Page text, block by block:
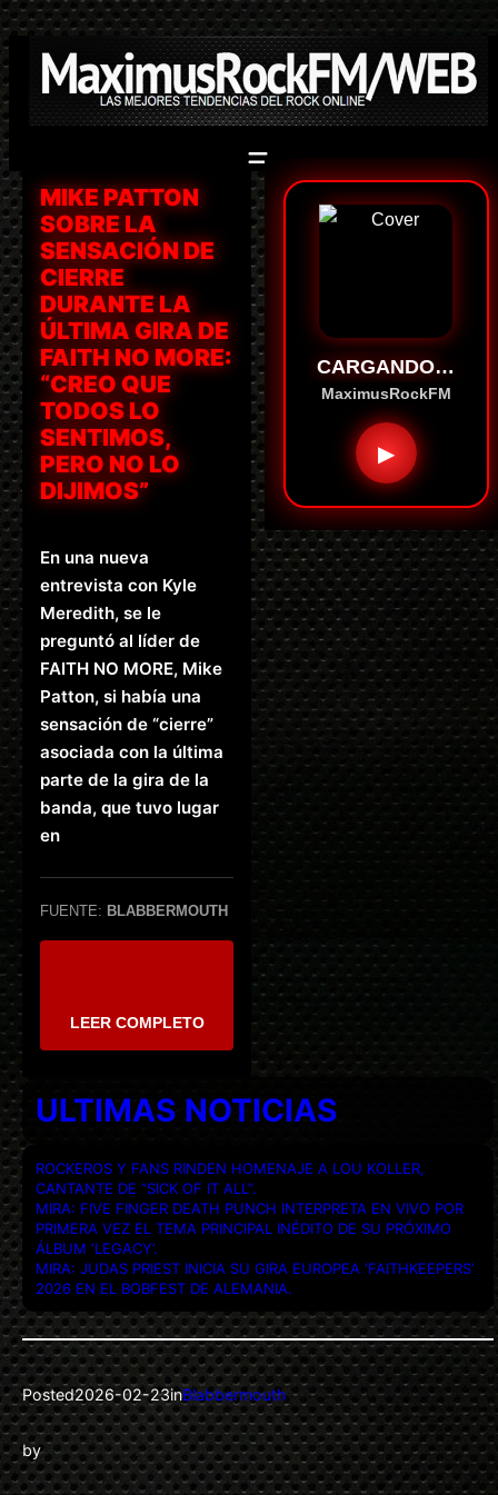
Saltar
al
contenido
MIKE PATTON
SOBRE LA
SENSACIÓN DE
CIERRE
DURANTE LA
ÚLTIMA GIRA DE
FAITH NO MORE:
“CREO QUE
TODOS LO
SENTIMOS,
PERO NO LO
DIJIMOS”
En una nueva
entrevista con Kyle
Meredith, se le
preguntó al líder de
FAITH NO MORE, Mike
Patton, si había una
sensación de “cierre”
asociada con la última
parte de la gira de la
banda, que tuvo lugar
en
FUENTE: BLABBERMOUTH
LEER COMPLETO
CARGANDO…
MaximusRockFM
▶
ULTIMAS NOTICIAS
ROCKEROS Y FANS RINDEN HOMENAJE A LOU KOLLER,
CANTANTE DE “SICK OF IT ALL”.
MIRA: FIVE FINGER DEATH PUNCH INTERPRETA EN VIVO POR
PRIMERA VEZ EL TEMA PRINCIPAL INÉDITO DE SU PRÓXIMO
ÁLBUM ‘LEGACY’.
MIRA: JUDAS PRIEST INICIA SU GIRA EUROPEA ‘FAITHKEEPERS’
2026 EN EL BOBFEST DE ALEMANIA.
Posted2026-02-23inBlabbermouth
by